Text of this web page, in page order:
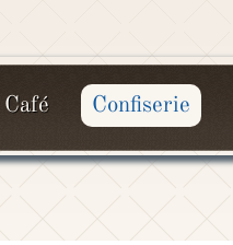
Café Confiserie